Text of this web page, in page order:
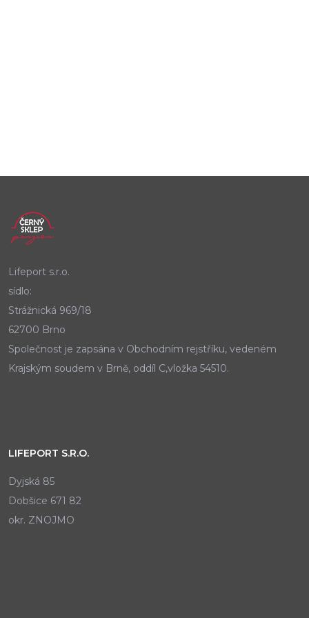
Lifeport s.r.o.
sídlo:
Strážnická 969/18
62700 Brno
Společnost je zapsána v Obchodním rejstříku, vedeném
Krajským soudem v Brně, oddíl C,vložka 54510.
LIFEPORT S.R.O.
Dyjská 85
Dobšice 671 82
okr. ZNOJMO